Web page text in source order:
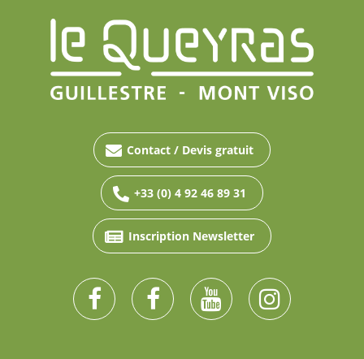
Contact / Devis gratuit
+33 (0) 4 92 46 89 31
Inscription Newsletter